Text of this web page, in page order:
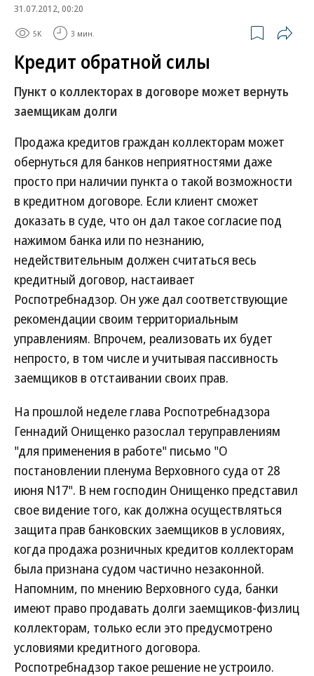
31.07.2012, 00:20
5K 3 мин.
Кредит обратной силы
Пункт о коллекторах в договоре может вернуть
заемщикам долги
Продажа кредитов граждан коллекторам может
обернуться для банков неприятностями даже
просто при наличии пункта о такой возможности
в кредитном договоре. Если клиент сможет
доказать в суде, что он дал такое согласие под
нажимом банка или по незнанию,
недействительным должен считаться весь
кредитный договор, настаивает
Роспотребнадзор. Он уже дал соответствующие
рекомендации своим территориальным
управлениям. Впрочем, реализовать их будет
непросто, в том числе и учитывая пассивность
заемщиков в отстаивании своих прав.
На прошлой неделе глава Роспотребнадзора
Геннадий Онищенко разослал теруправлениям
"для применения в работе" письмо "О
постановлении пленума Верховного суда от 28
июня N17". В нем господин Онищенко представил
свое видение того, как должна осуществляться
защита прав банковских заемщиков в условиях,
когда продажа розничных кредитов коллекторам
была признана судом частично незаконной.
Напомним, по мнению Верховного суда, банки
имеют право продавать долги заемщиков-физлиц
коллекторам, только если это предусмотрено
условиями кредитного договора.
Роспотребнадзор такое решение не устроило.